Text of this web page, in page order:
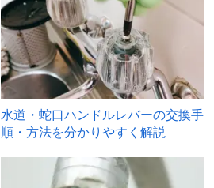
水道・蛇口ハンドルレバーの交換手
順・方法を分かりやすく解説